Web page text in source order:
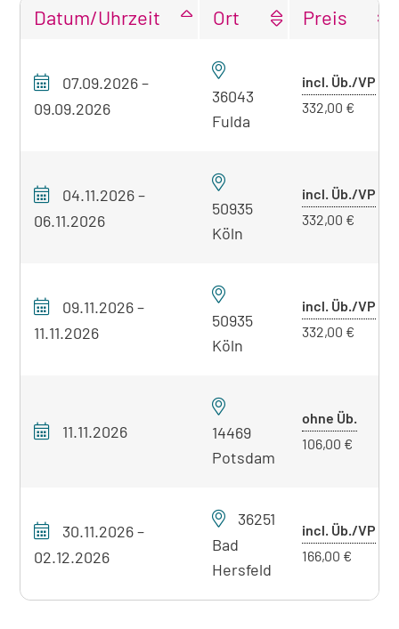
Übersicht
unseres
Seminarangebots
sichtbaren
Seminar
Datum/Uhrzeit Ort Preis
07.09.2026–
09.09.2026
36043
Fulda
incl. Üb./VP
332,00 €
04.11.2026–
06.11.2026
50935
Köln
incl. Üb./VP
332,00 €
09.11.2026–
11.11.2026
50935
Köln
incl. Üb./VP
332,00 €
11.11.2026
14469
Potsdam
ohne Üb.
106,00 €
30.11.2026–
02.12.2026
36251
Bad
Hersfeld
incl. Üb./VP
166,00 €